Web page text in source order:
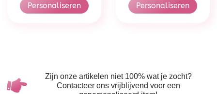
Personaliseren Personaliseren
Zijn onze artikelen niet 100% wat je zocht?
Contacteer ons vrijblijvend voor een